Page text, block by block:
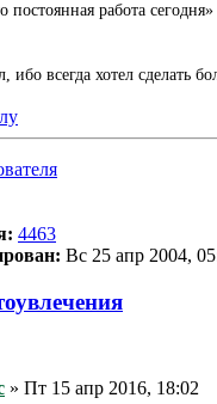
работа сегодня»
ибо всегда хотел сделать
4463
Вс 25 апр 2004,
» Пт 15 апр 2016, 18:02